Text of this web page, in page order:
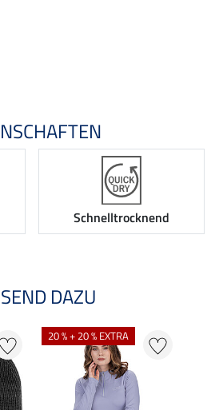
Schnelltrocknend
DAZU
20 % + 20 % EXTRA